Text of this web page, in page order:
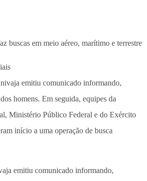
buscas em meio aéreo, marítimo e terrestre
emitiu comunicado informando,